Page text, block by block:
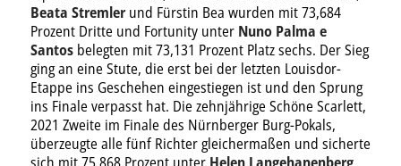
Beata Stremlerund Fürstin Bea wurden mit 73,684
Prozent Dritte und Fortunity unter Nuno Palma e
Santosbelegten mit 73,131 Prozent Platz sechs. Der Sieg
ging an eine Stute, die erst bei der letzten Louisdor-
Etappe ins Geschehen eingestiegen ist und den Sprung
ins Finale verpasst hat. Die zehnjährige Schöne Scarlett,
2021 Zweite im Finale des Nürnberger Burg-Pokals,
überzeugte alle fünf Richter gleichermaßen und sicherte